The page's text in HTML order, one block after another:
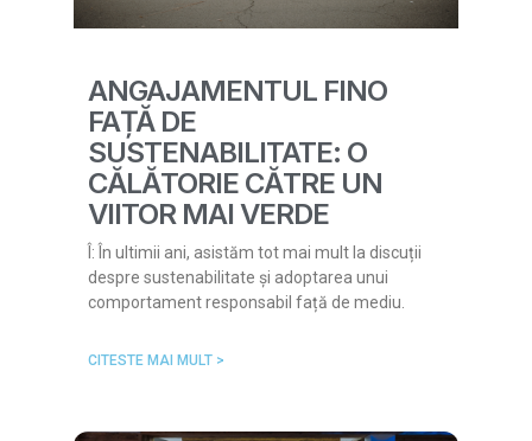
ANGAJAMENTUL FINO
FAȚĂ DE
SUSTENABILITATE: O
CĂLĂTORIE CĂTRE UN
VIITOR MAI VERDE
Î: În ultimii ani, asistăm tot mai mult la discuții
despre sustenabilitate și adoptarea unui
comportament responsabil față de mediu.
CITESTE MAI MULT >